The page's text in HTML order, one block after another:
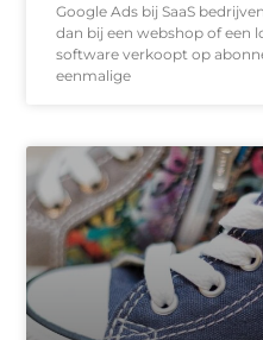
Google Ads bij SaaS
dan bij een webshop of een
software verkoopt op
eenmalige